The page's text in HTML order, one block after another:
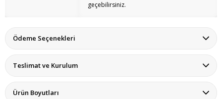
geçebilirsiniz.
Ödeme Seçenekleri
Teslimat ve Kurulum
Ürün Boyutları